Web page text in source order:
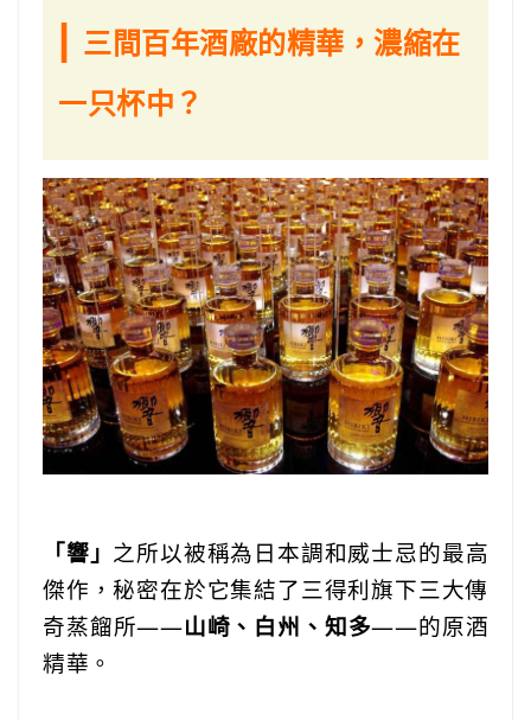
| 三間百年酒廠的精華，濃縮在
一只杯中 ？
「響」 之所以被稱為日本調和威士忌的最高
傑作，秘密在於它集結了三得利旗下三大傳
奇蒸餾所——山崎、白州、知多——的原酒
精華。